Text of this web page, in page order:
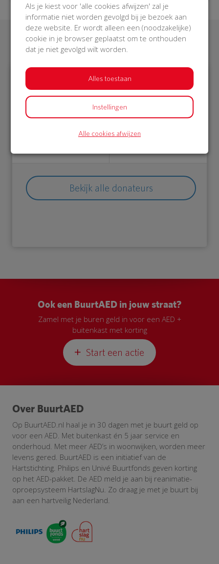
Laatste donaties
€ 140 € 25
Bekijk alle donateurs
Ook een BuurtAED in jouw straat?
Zamel met je buren geld in voor een AED +
buitenkast met korting
Start een actie
Over BuurtAED
Op BuurtAED.nl haal je in 30 dagen met je buurt geld op
voor een AED. Met buitenkast én 5 jaar service en
onderhoud. Met meer AED’s in woonwijken, worden meer
levens gered. BuurtAED is een initiatief van de
Hartstichting. Philips en Univé Buurtfonds geven korting
op het AED-pakket. De AED meld je aan bij reanimatie-
oproepsysteem HartslagNu. Zo draag je met je buurt bij
aan een hartveilig Nederland.
Als je kiest voor 'alle cookies afwijzen' zal je
informatie niet worden gevolgd bij je bezoek aan
deze website. Er wordt alleen een (noodzakelijke)
cookie in je browser geplaatst om te onthouden
dat je niet gevolgd wilt worden.
Alles toestaan
Instellingen
Alle cookies afwijzen